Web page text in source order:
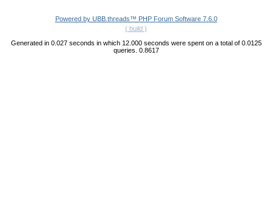
Powered by UBB.threads™ PHP Forum Software 7.6.0
( build )
Generated in 0.027 seconds in which 12.000 seconds were spent on a total of 0.0125
queries. 0.8617